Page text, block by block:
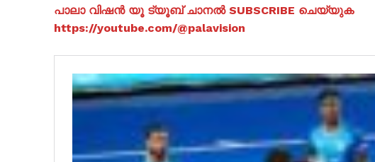
പാലാ വിഷൻ യൂ ട്യൂബ് ചാനൽ SUBSCRIBE ചെയ്യുക
https://youtube.com/@palavision